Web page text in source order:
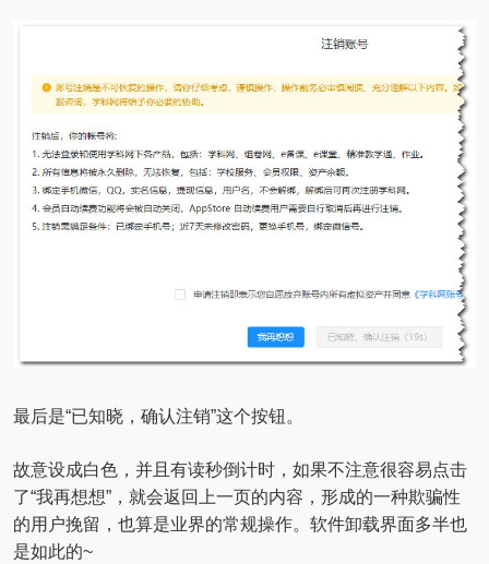
最后是“已知晓，确认注销”这个按钮。
故意设成白色，并且有读秒倒计时，如果不注意很容易点击
了“我再想想”，就会返回上一页的内容，形成的一种欺骗性
的用户挽留，也算是业界的常规操作。软件卸载界面多半也
是如此的~